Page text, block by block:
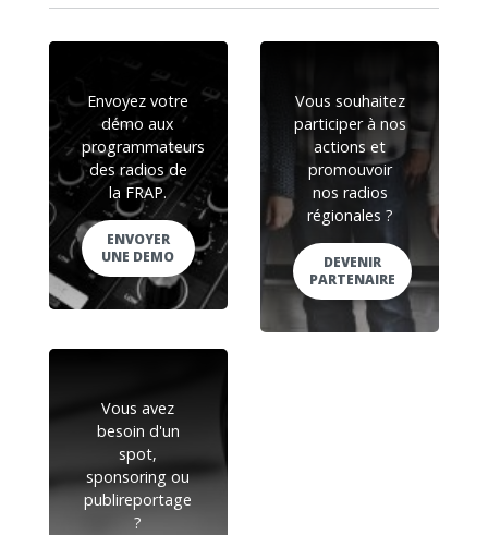
Envoyez votre
démo aux
programmateurs
des radios de
la FRAP.
ENVOYER
UNE DEMO
Vous souhaitez
participer à nos
actions et
promouvoir
nos radios
régionales ?
DEVENIR
PARTENAIRE
Vous avez
besoin d'un
spot,
sponsoring ou
publireportage
?